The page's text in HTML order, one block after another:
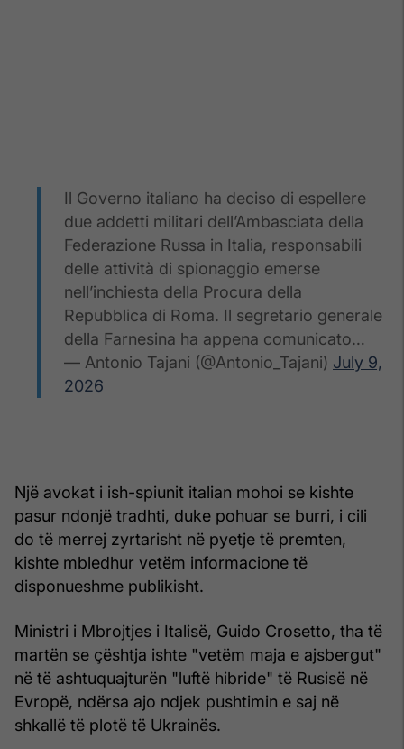
Il Governo italiano ha deciso di espellere
due addetti militari dell’Ambasciata della
Federazione Russa in Italia, responsabili
delle attività di spionaggio emerse
nell’inchiesta della Procura della
Repubblica di Roma. Il segretario generale
della Farnesina ha appena comunicato…
— Antonio Tajani (@Antonio_Tajani) July 9,
2026
Një avokat i ish-spiunit italian mohoi se kishte
pasur ndonjë tradhti, duke pohuar se burri, i cili
do të merrej zyrtarisht në pyetje të premten,
kishte mbledhur vetëm informacione të
disponueshme publikisht.
Ministri i Mbrojtjes i Italisë, Guido Crosetto, tha të
martën se çështja ishte "vetëm maja e ajsbergut"
në të ashtuquajturën "luftë hibride" të Rusisë në
Evropë, ndërsa ajo ndjek pushtimin e saj në
shkallë të plotë të Ukrainës.